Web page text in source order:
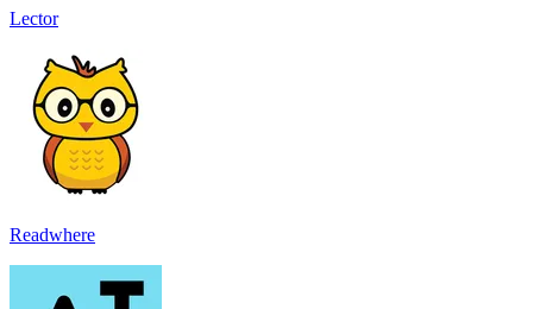
Lector
Readwhere